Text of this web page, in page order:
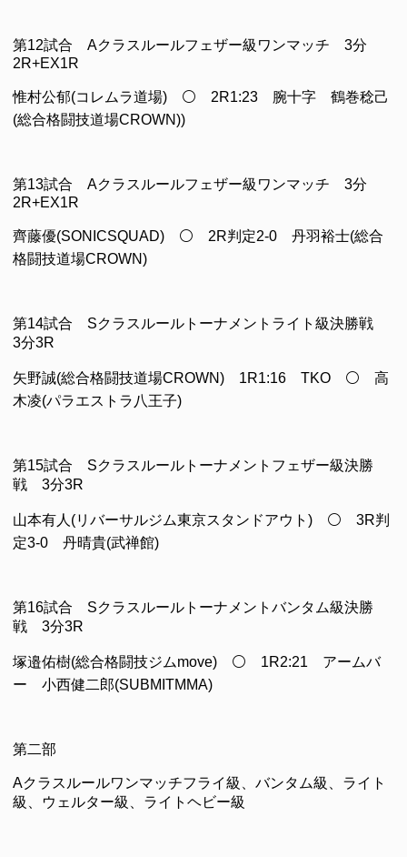
第12試合 Aクラスルールフェザー級ワンマッチ 3分
2R+EX1R
惟村公郁(コレムラ道場) ⚪ 2R1:23 腕十字 鶴巻稔己
(総合格闘技道場CROWN))
第13試合 Aクラスルールフェザー級ワンマッチ 3分
2R+EX1R
齊藤優(SONICSQUAD) ⚪ 2R判定2-0 丹羽裕士(総合
格闘技道場CROWN)
第14試合 Sクラスルールトーナメントライト級決勝戦
3分3R
矢野誠(総合格闘技道場CROWN) 1R1:16 TKO ⚪ 高
木凌(パラエストラ八王子)
第15試合 Sクラスルールトーナメントフェザー級決勝
戦 3分3R
山本有人(リバーサルジム東京スタンドアウト) ⚪ 3R判
定3-0 丹晴貴(武禅館)
第16試合 Sクラスルールトーナメントバンタム級決勝
戦 3分3R
塚邉佑樹(総合格闘技ジムmove) ⚪ 1R2:21 アームバ
ー 小西健二郎(SUBMITMMA)
第二部
Aクラスルールワンマッチフライ級、バンタム級、ライト
級、ウェルター級、ライトヘビー級